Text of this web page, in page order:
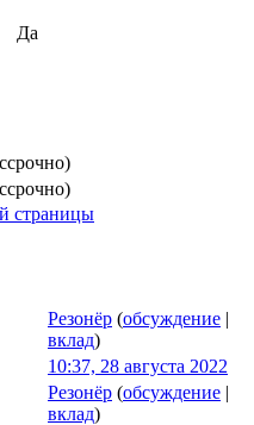
Да
страницы
Резонёр (обсуждение |
вклад)
10:37, 28 августа 2022
Резонёр (обсуждение |
вклад)